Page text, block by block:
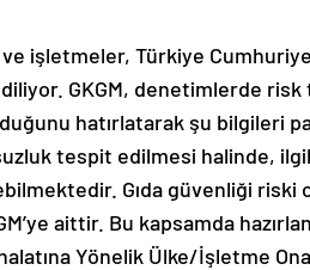
işletmeler, Türkiye
GKGM, denetimlerde
hatırlatarak şu bilgileri
tespit edilmesi halinde,
Gıda güvenliği riski
aittir. Bu kapsamda
Yönelik Ülke/İşletme